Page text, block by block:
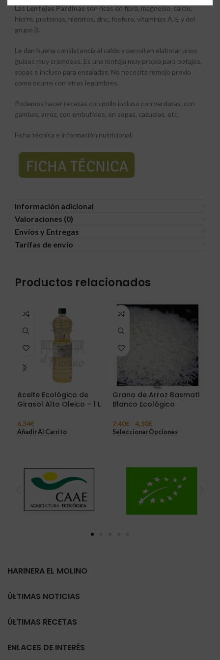
LasLentejas Pardinasson ricas en fibra, magnesio, calcio,
hierro, proteínas, hidratos, zinc, fosforo, vitaminas A, E y del
grupo B.
Le dan buena consistencia al caldo y permiten elaborar unos
guisos muy cremosos. Es una lenteja muy propia para potajes,
sopas e incluso para ensaladas. No necesita remojo previo
como ocurre con otras legumbres.
Podemos hacer recetas con pollo incluso con verduras, con
gambas, arroz, con embutidos, en sopas, cazuelas, etc.
Ficha técnica e información nutricional:
Información adicional
Valoraciones (0)
Envíos y Entregas
Tarífas de envío
Productos relacionados
Aceite Ecológico de
Girasol Alto Oleico – 1 L
6,34€
Añadir Al Carrito
Grano de Arroz Basmati
Blanco Ecológico
2,40€ - 4,30€
Seleccionar Opciones
HARINERA EL MOLINO
ÚLTIMAS NOTICIAS
ÚLTIMAS RECETAS
ENLACES DE INTERÉS